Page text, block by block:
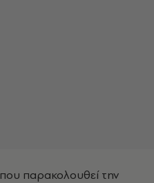
παρακολουθεί την